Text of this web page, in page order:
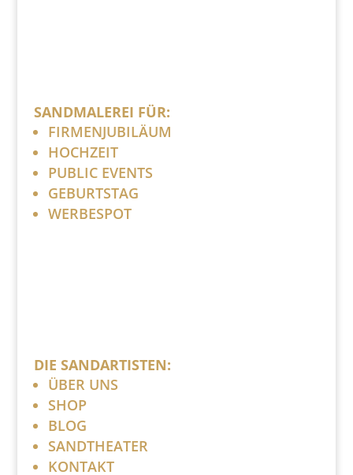
SANDMALEREI FÜR:
FIRMENJUBILÄUM
HOCHZEIT
PUBLIC EVENTS
GEBURTSTAG
WERBESPOT
DIE SANDARTISTEN:
ÜBER UNS
SHOP
BLOG
SANDTHEATER
KONTAKT